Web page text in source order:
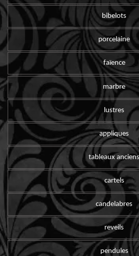
bibelots
porcelaine
faïence
marbre
lustres
appliques
tableaux anciens
cartels
candelabres
reveils
pendules